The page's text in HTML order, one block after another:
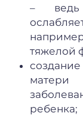
– ведь
тяжелой
ребенка;